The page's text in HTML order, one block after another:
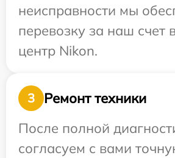
неисправности мы
перевозку за наш счет
центр Nikon.
3
Ремонт техники
После полной
согласуем с вами